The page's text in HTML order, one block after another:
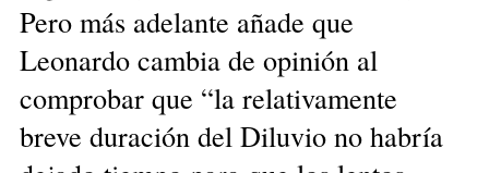
Pero más adelante añade que
Leonardo cambia de opinión al
comprobar que “la relativamente
breve duración del Diluvio no habría